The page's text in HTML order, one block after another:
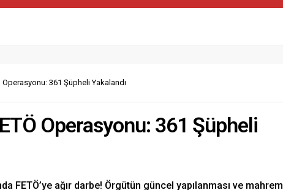
361 Şüpheli Yakalandı
Operasyonu: 361 Şüpheli
FETÖ’ye ağır darbe! Örgütün güncel yapılanması ve mahrem